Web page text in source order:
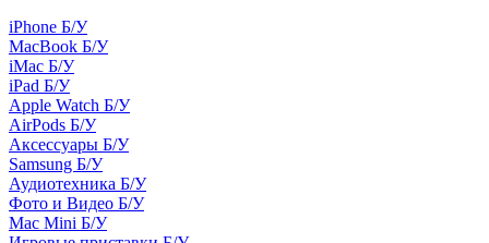
iPhone Б/У
MacBook Б/У
iMac Б/У
iPad Б/У
Apple Watch Б/У
AirPods Б/У
Аксессуары Б/У
Samsung Б/У
Аудиотехника Б/У
Фото и Видео Б/У
Mac Mini Б/У